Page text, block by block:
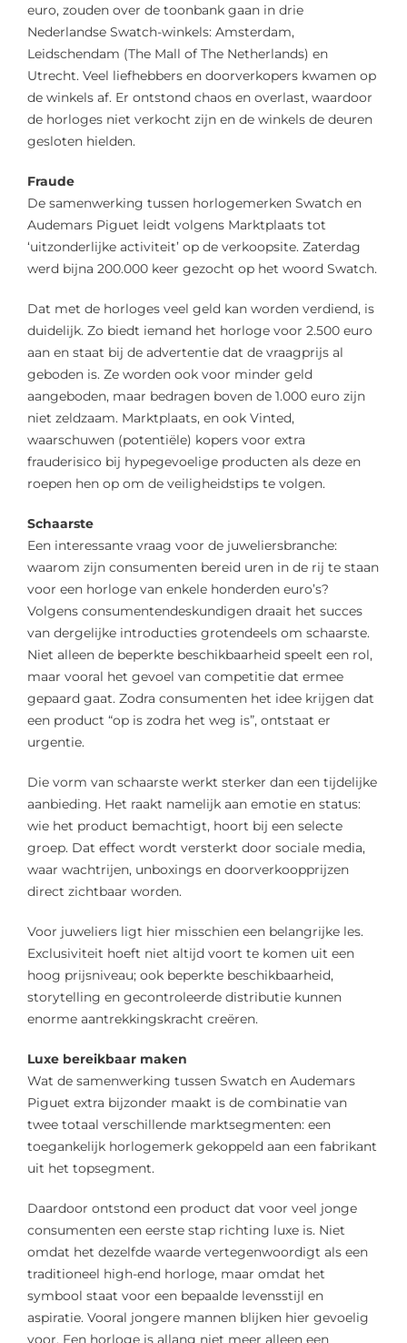
euro, zouden over de toonbank gaan in drie
Nederlandse Swatch-winkels: Amsterdam,
Leidschendam (The Mall of The Netherlands) en
Utrecht. Veel liefhebbers en doorverkopers kwamen op
de winkels af. Er ontstond chaos en overlast, waardoor
de horloges niet verkocht zijn en de winkels de deuren
gesloten hielden.
Fraude
De samenwerking tussen horlogemerken Swatch en
Audemars Piguet leidt volgens Marktplaats tot
‘uitzonderlijke activiteit’ op de verkoopsite. Zaterdag
werd bijna 200.000 keer gezocht op het woord Swatch.
Dat met de horloges veel geld kan worden verdiend, is
duidelijk. Zo biedt iemand het horloge voor 2.500 euro
aan en staat bij de advertentie dat de vraagprijs al
geboden is. Ze worden ook voor minder geld
aangeboden, maar bedragen boven de 1.000 euro zijn
niet zeldzaam. Marktplaats, en ook Vinted,
waarschuwen (potentiële) kopers voor extra
frauderisico bij hypegevoelige producten als deze en
roepen hen op om de veiligheidstips te volgen.
Schaarste
Een interessante vraag voor de juweliersbranche:
waarom zijn consumenten bereid uren in de rij te staan
voor een horloge van enkele honderden euro’s?
Volgens consumentendeskundigen draait het succes
van dergelijke introducties grotendeels om schaarste.
Niet alleen de beperkte beschikbaarheid speelt een rol,
maar vooral het gevoel van competitie dat ermee
gepaard gaat. Zodra consumenten het idee krijgen dat
een product “op is zodra het weg is”, ontstaat er
urgentie.
Die vorm van schaarste werkt sterker dan een tijdelijke
aanbieding. Het raakt namelijk aan emotie en status:
wie het product bemachtigt, hoort bij een selecte
groep. Dat effect wordt versterkt door sociale media,
waar wachtrijen, unboxings en doorverkoopprijzen
direct zichtbaar worden.
Voor juweliers ligt hier misschien een belangrijke les.
Exclusiviteit hoeft niet altijd voort te komen uit een
hoog prijsniveau; ook beperkte beschikbaarheid,
storytelling en gecontroleerde distributie kunnen
enorme aantrekkingskracht creëren.
Luxe bereikbaar maken
Wat de samenwerking tussen Swatch en Audemars
Piguet extra bijzonder maakt is de combinatie van
twee totaal verschillende marktsegmenten: een
toegankelijk horlogemerk gekoppeld aan een fabrikant
uit het topsegment.
Daardoor ontstond een product dat voor veel jonge
consumenten een eerste stap richting luxe is. Niet
omdat het dezelfde waarde vertegenwoordigt als een
traditioneel high-end horloge, maar omdat het
symbool staat voor een bepaalde levensstijl en
aspiratie. Vooral jongere mannen blijken hier gevoelig
voor. Een horloge is allang niet meer alleen een